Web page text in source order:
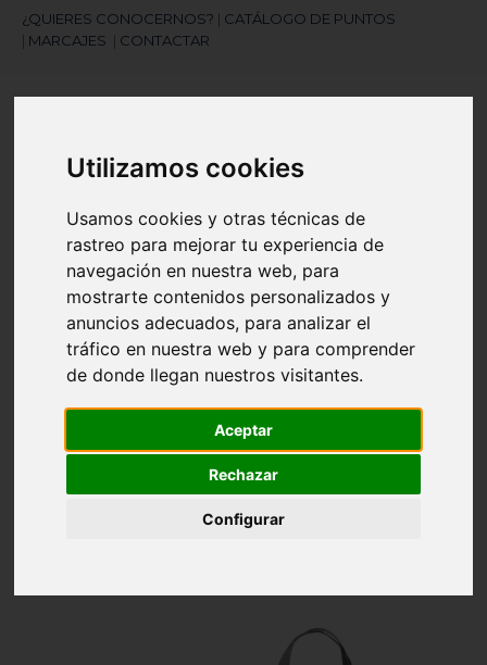
Utilizamos cookies
Usamos cookies y otras técnicas de
rastreo para mejorar tu experiencia de
navegación en nuestra web, para
mostrarte contenidos personalizados y
anuncios adecuados, para analizar el
tráfico en nuestra web y para comprender
de donde llegan nuestros visitantes.
Aceptar
Rechazar
Configurar
¿QUIERES CONOCERNOS? | CATÁLOGO DE PUNTOS
| MARCAJES | CONTACTAR
¿Necesitas ayuda?
945 121 003
Navegación
search
Inicio Bolsa 100% Algodón Reciclado 120 g/ m2